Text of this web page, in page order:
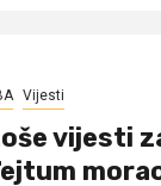
Vijesti
vijesti